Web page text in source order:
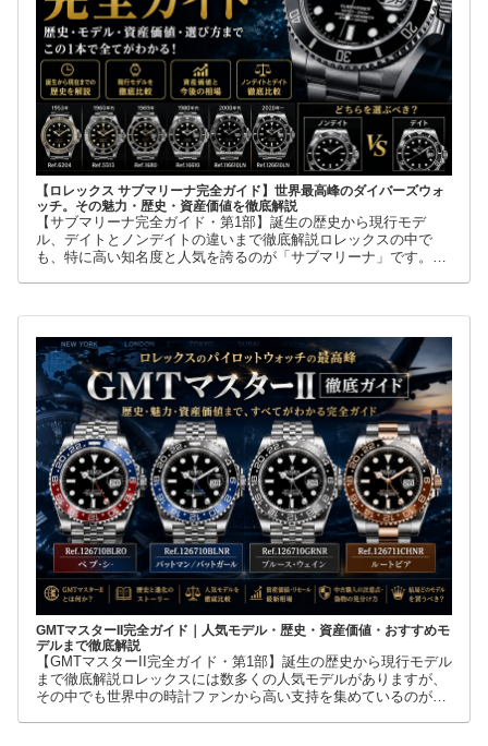
【ロレックス サブマリーナ完全ガイド】世界最高峰のダイバーズウォ
ッチ。その魅力・歴史・資産価値を徹底解説
【サブマリーナ完全ガイド・第1部】誕生の歴史から現行モデ
ル、デイトとノンデイトの違いまで徹底解説ロレックスの中で
も、特に高い知名度と人気を誇るのが「サブマリーナ」です。高
GMTマスターII完全ガイド｜人気モデル・歴史・資産価値・おすすめモ
デルまで徹底解説
【GMTマスターII完全ガイド・第1部】誕生の歴史から現行モデル
まで徹底解説ロレックスには数多くの人気モデルがありますが、
その中でも世界中の時計ファンから高い支持を集めているのが